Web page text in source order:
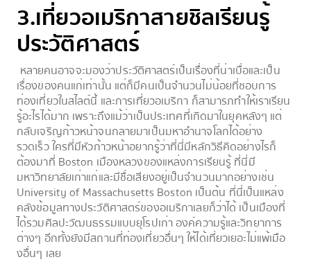
3.เที่ยวอเมริกาสายชิลเรียนรู้
ประวัติศาสตร์
หลายคนอาจจะมองว่าประวัติศาสตร์เป็นเรื่องที่น่าเบื่อและเป็น
เรื่องของคนแก่เท่านั้น แต่ก็มีคนเป็นจำนวนไม่น้อยที่ชอบการ
ท่องเที่ยวในสไลต์นี้ และการเที่ยวอเมริกา ก็สามารภทำให้เราเรียน
รู้อะไรได้มาก เพราะถึงแม้ว่าเป็นประเทศที่เกิดมาในยุคหลังๆ แต่
กลับเจริญก้าวหน้าจนกลายมาเป็นมหาอำนาจโลกได้อย่าง
รวดเร็ว ใครที่มีหัวก้าวหน้าอยากรู้ว่าที่นี่มีหลักวิธีคิดอย่างไรก็
ต้องมาที่ Boston เมืองหลวงของแหล่งการเรียนรู้ ที่นี่มี
มหาวิทยาลัยเก่าแก่และมีชื่อเสียงอยู่เป็นจำนวนมากอย่างเช่น
University of Massachusetts Boston เป็นต้น ที่นี่เป็นแหล่ง
คลังข้อมูลทางประวัติศาสตร์ของอเมริกาเลยก็ว่าได้ เป็นเมืองที่
ได้รวมศิลปะวัฒนธรรมแบบยุโรปเก่า องค์ความรู้และวิทยาการ
ต่างๆ อีกทั้งยังมีสถานที่ท่องเที่ยวอื่นๆ ให้ได้เที่ยวเยอะไม่แพ้เมือ
งอื่นๆ เลย